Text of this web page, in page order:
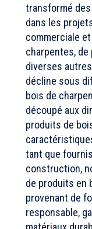
transformé
dans les
commerciale
charpentes,
diverses
décline sous
bois de
découpé aux
produits de
tant que
construction,
de produits en
provenant de
responsable,